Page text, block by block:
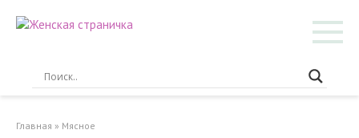
Главная » Мясное